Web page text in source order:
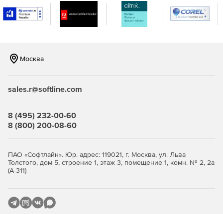
звука в любой момент времени.
основе расширения подключаемого модуля ARA.
Москва
sales.r@softline.com
8 (495) 232-00-60
8 (800) 200-08-60
ПАО «Софтлайн». Юр. адрес: 119021, г. Москва, ул. Льва
Толстого, дом 5, строение 1, этаж 3, помещение 1, комн. № 2, 2а
(А-311)